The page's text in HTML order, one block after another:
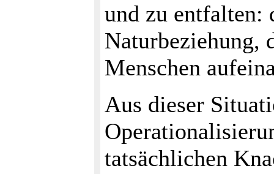
und zu entfalten:
Naturbeziehung,
Menschen
Aus dieser
tatsächlichen